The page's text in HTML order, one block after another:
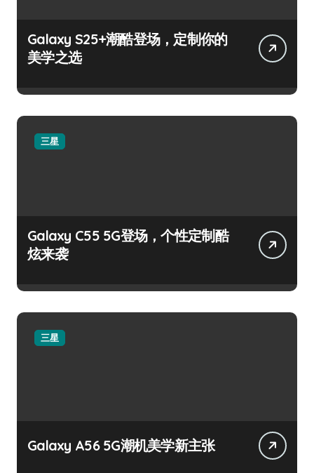
Galaxy S25+潮酷登场，定制你的
美学之选
三星
Galaxy C55 5G登场，个性定制酷
炫来袭
三星
Galaxy A56 5G潮机美学新主张